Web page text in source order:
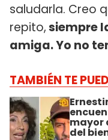
saludarla. Creo
repito,siempre
amiga. Yo no
TAMBIÉN TE
mayor
del